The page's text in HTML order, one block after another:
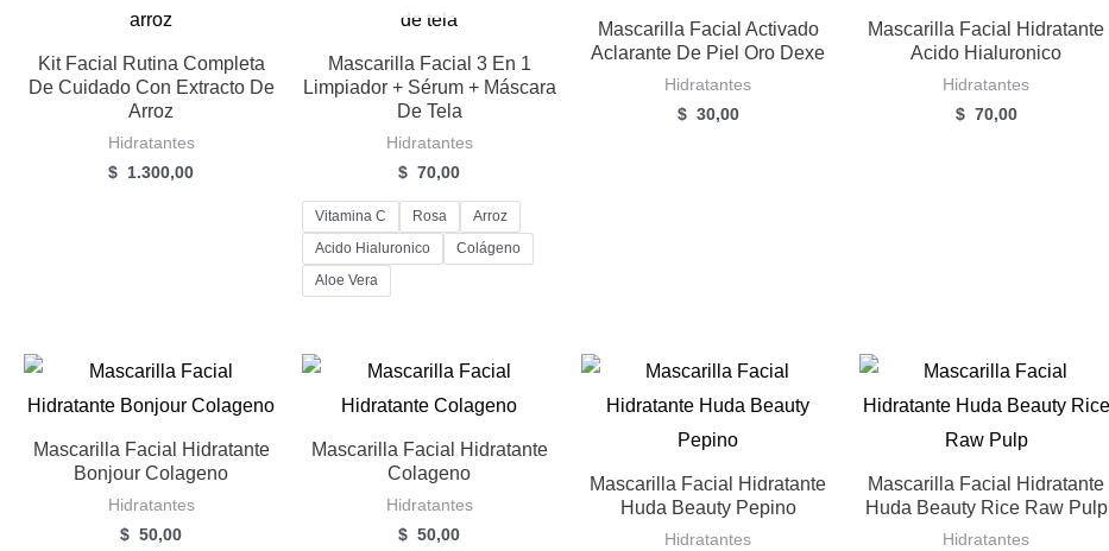
Kit Facial Rutina Completa
De Cuidado Con Extracto De
Arroz
Hidratantes
$ 1.300,00
Mascarilla Facial 3 En 1
Limpiador + Sérum + Máscara
De Tela
Hidratantes
$ 70,00
Vitamina C Rosa
Arroz
Acido Hialuronico
Colágeno
Aloe Vera
Mascarilla Facial Activado
Aclarante De Piel Oro Dexe
Hidratantes
$ 30,00
Mascarilla Facial Hidratante
Acido Hialuronico
Hidratantes
$ 70,00
Mascarilla Facial Hidratante
Bonjour Colageno
Hidratantes
$ 50,00
Mascarilla Facial Hidratante
Colageno
Hidratantes
$ 50,00
Mascarilla Facial Hidratante
Huda Beauty Pepino
Hidratantes
Mascarilla Facial Hidratante
Huda Beauty Rice Raw Pulp
Hidratantes